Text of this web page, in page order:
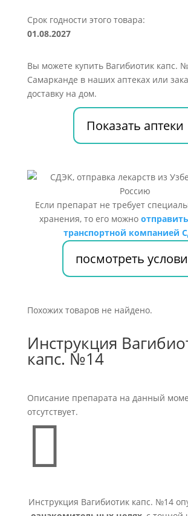
Срок годности этого товара:
01.08.2027
Вы можете купить Вагибиотик капс.
Самарканде в наших аптеках или
доставку на дом.
Показать аптеки
Если препарат не требует
хранения, то его можно
транспортной компанией
посмотреть
Похожих товаров не найдено.
Инструкция
капс. №14
Описание препарата на данный
отсутствует.

Инструкция Вагибиотик капс. №14